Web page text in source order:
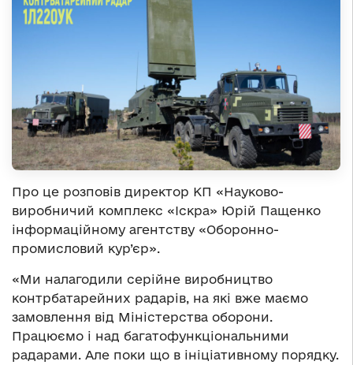
Про це розповів директор КП «Науково-
виробничий комплекс «Іскра» Юрій Пащенко
інформаційному агентству «Оборонно-
промисловий кур’єр».
«Ми налагодили серійне виробництво
контрбатарейних радарів, на які вже маємо
замовлення від Міністерства оборони.
Працюємо і над багатофункціональними
радарами. Але поки що в ініціативному порядку.